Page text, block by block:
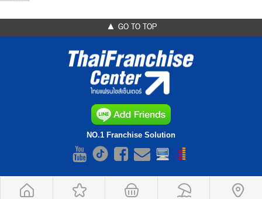
▲ GO TO TOP
NO.1 Franchise Solution